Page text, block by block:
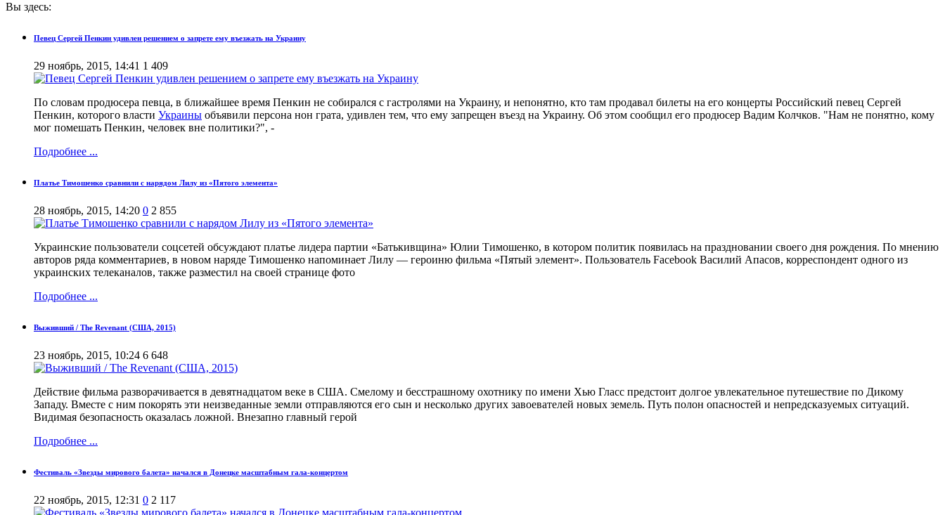
Вы здесь:
Певец Сергей Пенкин удивлен решением о запрете ему въезжать на Украину
29 ноябрь, 2015, 14:41 1 409
По словам продюсера певца, в ближайшее время Пенкин не собирался с гастролями на Украину, и непонятно, кто там продавал билеты на его концерты Российский певец Сергей
Пенкин, которого власти Украины объявили персона нон грата, удивлен тем, что ему запрещен въезд на Украину. Об этом сообщил его продюсер Вадим Колчков. "Нам не понятно, кому
мог помешать Пенкин, человек вне политики?", -
Подробнее ...
Платье Тимошенко сравнили с нарядом Лилу из «Пятого элемента»
28 ноябрь, 2015, 14:20 0 2 855
Украинские пользователи соцсетей обсуждают платье лидера партии «Батькивщина» Юлии Тимошенко, в котором политик появилась на праздновании своего дня рождения. По мнению
авторов ряда комментариев, в новом наряде Тимошенко напоминает Лилу — героиню фильма «Пятый элемент». Пользователь Facebook Василий Апасов, корреспондент одного из
украинских телеканалов, также разместил на своей странице фото
Подробнее ...
Выживший / The Revenant (США, 2015)
23 ноябрь, 2015, 10:24 6 648
Действие фильма разворачивается в девятнадцатом веке в США. Смелому и бесстрашному охотнику по имени Хью Гласс предстоит долгое увлекательное путешествие по Дикому
Западу. Вместе с ним покорять эти неизведанные земли отправляются его сын и несколько других завоевателей новых земель. Путь полон опасностей и непредсказуемых ситуаций.
Видимая безопасность оказалась ложной. Внезапно главный герой
Подробнее ...
Фестиваль «Звезды мирового балета» начался в Донецке масштабным гала-концертом
22 ноябрь, 2015, 12:31 0 2 117